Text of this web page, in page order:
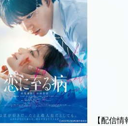
【配信情